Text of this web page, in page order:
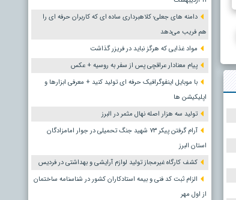
دامنه های جعلی؛ کلاهبرداری ساده ای که کاربران حرفه ای را
هم فریب می‌دهد
مواد غذایی که هرگز نباید در فریزر گذاشت
پیام معنادار عراقچی پس از سفر به روسیه + عکس
با موبایل اینفوگرافیک حرفه ای تولید کنید + معرفی ابزارها و
اپلیکیشن ها
تولید سه هزار اصله نهال مثمر در البرز
آرام گرفتن پیکر ۷۳ شهید جنگ تحمیلی در جوار امامزادگان
استان البرز
کشف کارگاه غیرمجاز تولید لوازم آرایشی و بهداشتی در فردیس
الزام ثبت کد فنی و بیمه استادکاران کشور در شناسنامه ساختمان
از اول مهر